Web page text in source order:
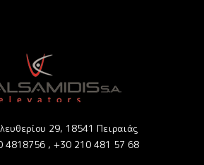
29, 18541 Πειραιάς
4818756 , +30 210 481 57 68